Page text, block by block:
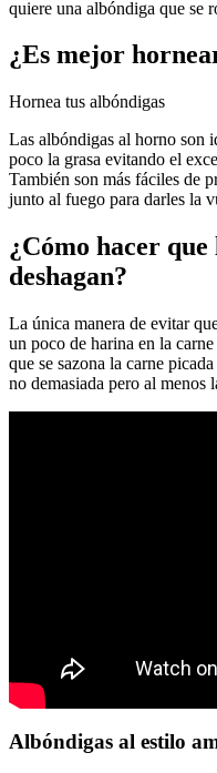
quiere una albóndiga que se
¿Es mejor
Hornea tus albóndigas
Las albóndigas al horno son
poco la grasa evitando el
También son más fáciles de
junto al fuego para darles la
¿Cómo hacer que
deshagan?
La única manera de evitar
un poco de harina en la
que se sazona la carne
no demasiada pero al menos
Albóndigas al estilo